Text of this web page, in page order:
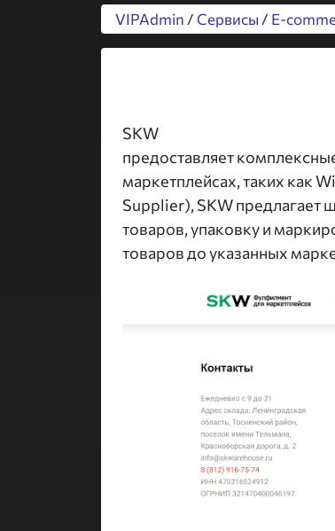
VIPAdmin / Сервисы / E-
SKW
предоставляет
маркетплейсах, таких как
Supplier), SKW предлагает
товаров, упаковку и
товаров до указанных